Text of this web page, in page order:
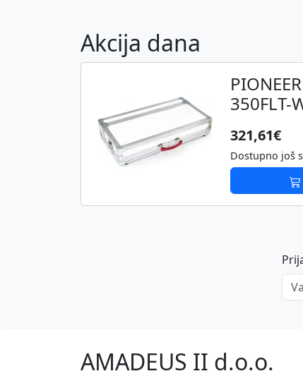
Akcija dana
350FLT-
321,61€
Dostupno još
AMADEUS II d.o.o.